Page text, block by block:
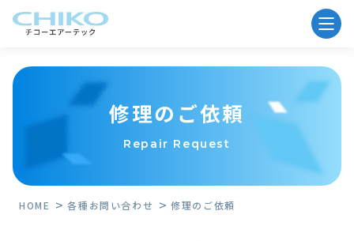
修理のご依頼
Repair Request
HOME 各種お問い合わせ 修理のご依頼